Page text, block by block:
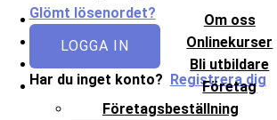
Om oss
Onlinekurser
Bli utbildare
Företag
Företagsbeställning
Glömt lösenordet?
LOGGA IN
Har du inget konto? Registrera dig